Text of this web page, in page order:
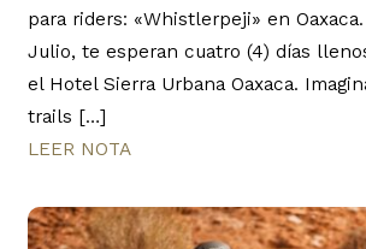
para riders: «Whistlerpeji» en
Julio, te esperan cuatro (4) días
el Hotel Sierra Urbana Oaxaca.
trails […]
LEER NOTA